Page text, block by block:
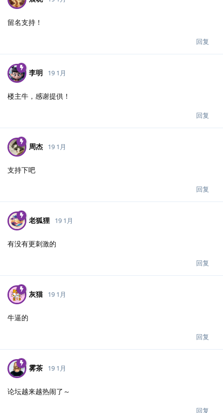
留名支持！
回复
李明 19 1月
楼主牛，感谢提供！
回复
周杰 19 1月
支持下吧
回复
老狐狸 19 1月
有没有更刺激的
回复
灰猫 19 1月
牛逼的
回复
雾茶 19 1月
论坛越来越热闹了～
回复